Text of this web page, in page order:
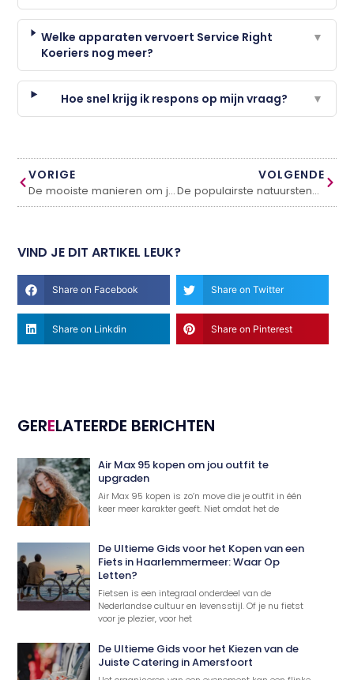
Welke apparaten vervoert Service Right
Koeriers nog meer?
▼
Hoe snel krijg ik respons op mijn vraag? ▼
VORIGE
De mooiste manieren om je huis op te leuken
VOLGENDE
De populairste natuurstenen toepassingen in en rondom het huis
VIND JE DIT ARTIKEL LEUK?
Share on Facebook Share on Twitter
Share on Linkdin Share on Pinterest
GERELATEERDE BERICHTEN
Air Max 95 kopen om jou outfit te
upgraden
Air Max 95 kopen is zo’n move die je outfit in één
keer meer karakter geeft. Niet omdat het de
De Ultieme Gids voor het Kopen van een
Fiets in Haarlemmermeer: Waar Op
Letten?
Fietsen is een integraal onderdeel van de
Nederlandse cultuur en levensstijl. Of je nu fietst
voor je plezier, voor het
De Ultieme Gids voor het Kiezen van de
Juiste Catering in Amersfoort